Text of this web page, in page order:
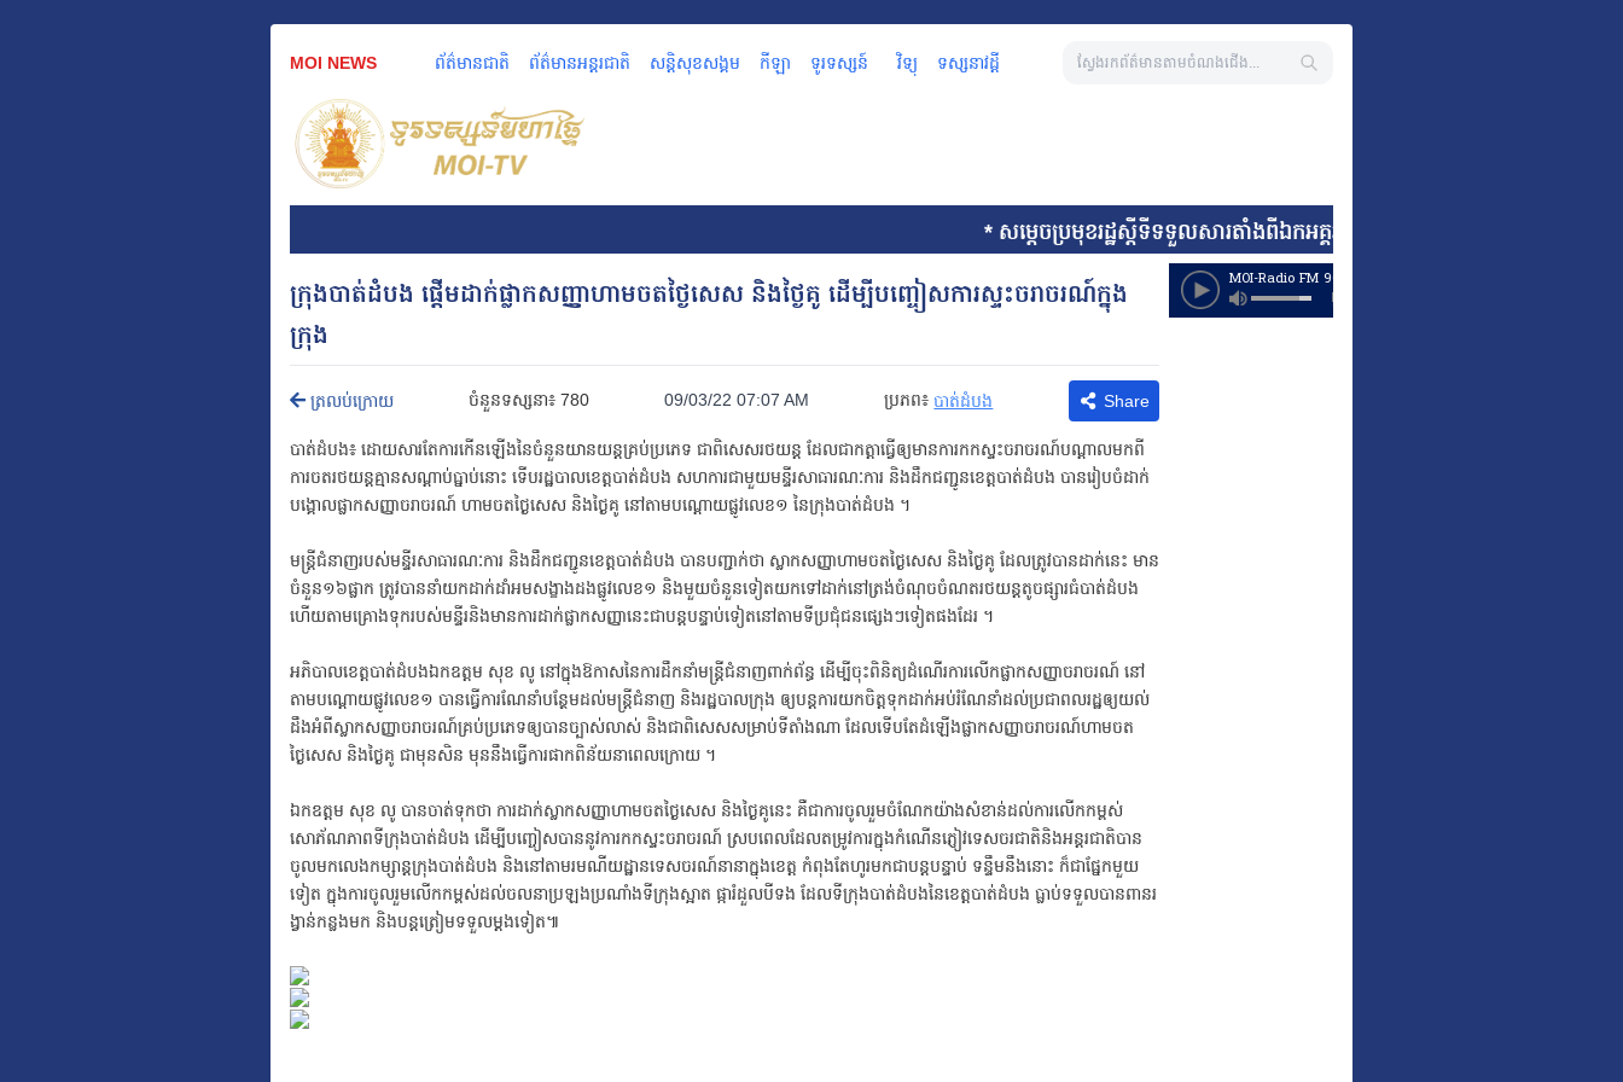
MOI NEWS ព័ត៌មានជាតិ ព័ត៌មានអន្តរជាតិ សន្តិសុខសង្គម កីឡា ទូរទស្សន៍ វិទ្យុ ទស្សនាវដ្តី
* សម្តេចប្រមុខរដ្ឋស្តីទីទទួលសារតាំងពីឯកអគ្គរដ្ឋទូតតែងតាំងថ្មី នៃសាធារណ
ក្រុងបាត់ដំបង ផ្តើមដាក់ផ្លាកសញ្ញាហាមចតថ្ងៃសេស និងថ្ងៃគូ ដើម្បីបញ្ចៀសការស្ទះចរាចរណ៍ក្នុង
ក្រុង
ត្រលប់ក្រោយ ចំនួនទស្សនា៖ 780 09/03/22 07:07 AM ប្រភព៖ បាត់ដំបង Share
បាត់ដំបង៖ ដោយសារតែការកើនឡើងនៃចំនួនយានយន្តគ្រប់ប្រភេទ ជាពិសេសរថយន្ត ដែលជាកត្តាធ្វើឲ្យមានការកកស្ទះចរាចរណ៍បណ្តាលមកពី
ការចតរថយន្តគ្មានសណ្តាប់ធ្នាប់នោះ ទើបរដ្ឋបាលខេត្តបាត់ដំបង សហការជាមួយមន្ទីរសាធារណៈការ និងដឹកជញ្ជូនខេត្តបាត់ដំបង បានរៀបចំដាក់
បង្គោលផ្លាកសញ្ញាចរាចរណ៍ ហាមចតថ្ងៃសេស និងថ្ងៃគូ នៅតាមបណ្តោយផ្លូវលេខ១ នៃក្រុងបាត់ដំបង ។
មន្ត្រីជំនាញរបស់មន្ទីរសាធារណៈការ និងដឹកជញ្ជូនខេត្តបាត់ដំបង បានបញ្ជាក់ថា ស្លាកសញ្ញាហាមចតថ្ងៃសេស និងថ្ងៃគូ ដែលត្រូវបានដាក់នេះ មាន
ចំនួន១៦ផ្លាក ត្រូវបាននាំយកដាក់ដាំអមសង្ខាងដងផ្លូវលេខ១ និងមួយចំនួនទៀតយកទៅដាក់នៅត្រង់ចំណុចចំណតរថយន្តតូចផ្សារធំបាត់ដំបង
ហើយតាមគ្រោងទុករបស់មន្ទីរនិងមានការដាក់ផ្លាកសញ្ញានេះជាបន្តបន្ទាប់ទៀតនៅតាមទីប្រជុំជនផ្សេងៗទៀតផងដែរ ។
អភិបាលខេត្តបាត់ដំបងឯកឧត្ដម សុខ លូ នៅក្នុងឱកាសនៃការដឹកនាំមន្ត្រីជំនាញពាក់ព័ន្ធ ដើម្បីចុះពិនិត្យដំណើរការលើកផ្លាកសញ្ញាចរាចរណ៍ នៅ
តាមបណ្ដោយផ្លូវលេខ១ បានធ្វើការណែនាំបន្ថែមដល់មន្រ្ដីជំនាញ និងរដ្ឋបាលក្រុង ឲ្យបន្តការយកចិត្តទុកដាក់អប់រំណែនាំដល់ប្រជាពលរដ្ឋឲ្យយល់
ដឹងអំពីស្លាកសញ្ញាចរាចរណ៍គ្រប់ប្រភេទឲ្យបានច្បាស់លាស់ និងជាពិសេសសម្រាប់ទីតាំងណា ដែលទើបតែដំឡើងផ្លាកសញ្ញាចរាចរណ៍ហាមចត
ថ្ងៃសេស និងថ្ងៃគូ ជាមុនសិន មុននឹងធ្វើការផាកពិន័យនាពេលក្រោយ ។
ឯកឧត្ដម សុខ លូ បានចាត់ទុកថា ការដាក់ស្លាកសញ្ញាហាមចតថ្ងៃសេស និងថ្ងៃគូនេះ គឺជាការចូលរួមចំណែកយ៉ាងសំខាន់ដល់ការលើកកម្ពស់
សោភ័ណភាពទីក្រុងបាត់ដំបង ដើម្បីបញ្ចៀសបាននូវការកកស្ទះចរាចរណ៍ ស្របពេលដែលតម្រូវការក្នុងកំណើនភ្ញៀវទេសចរជាតិនិងអន្តរជាតិបាន
ចូលមកលេងកម្សាន្តក្រុងបាត់ដំបង និងនៅតាមរមណីយដ្ឋានទេសចរណ៍នានាក្នុងខេត្ត កំពុងតែហូរមកជាបន្តបន្ទាប់ ទន្ទឹមនឹងនោះ ក៏ជាផ្នែកមួយ
ទៀត ក្នុងការចូលរួមលើកកម្ពស់ដល់ចលនាប្រឡងប្រណាំងទីក្រុងស្អាត ផ្ការំដួលបីទង ដែលទីក្រុងបាត់ដំបងនៃខេត្តបាត់ដំបង ធ្លាប់ទទួលបានពានរ
ង្វាន់កន្លងមក និងបន្តត្រៀមទទួលម្តងទៀត៕